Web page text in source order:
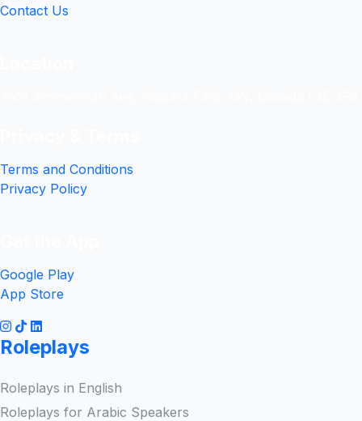
Contact Us
Terms and Conditions
Privacy Policy
Google Play
App Store
Roleplays
Roleplays in English
Roleplays for Arabic Speakers